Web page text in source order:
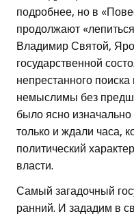
подробнее, но в
продолжают
Владимир Святой,
государственной
непрестанного
немыслимы без
было ясно
только и ждали часа,
политический
власти.
Самый загадочный
ранний. И зададим в